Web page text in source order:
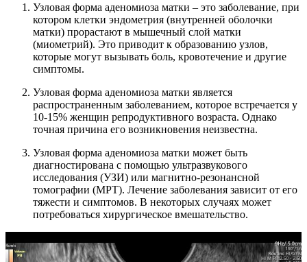
Узловая форма аденомиоза матки – это заболевание, при
котором клетки эндометрия (внутренней оболочки
матки) прорастают в мышечный слой матки
(миометрий). Это приводит к образованию узлов,
которые могут вызывать боль, кровотечение и другие
симптомы.
Узловая форма аденомиоза матки является
распространенным заболеванием, которое встречается у
10-15% женщин репродуктивного возраста. Однако
точная причина его возникновения неизвестна.
Узловая форма аденомиоза матки может быть
диагностирована с помощью ультразвукового
исследования (УЗИ) или магнитно-резонансной
томографии (МРТ). Лечение заболевания зависит от его
тяжести и симптомов. В некоторых случаях может
потребоваться хирургическое вмешательство.